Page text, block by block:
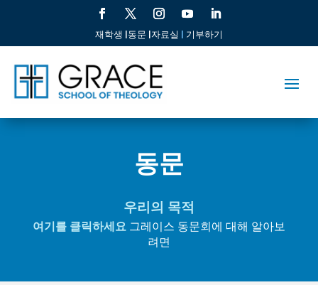
재학생 |동문 |자료실 | 기부하기
동문
우리의 목적
여기를 클릭하세요 그레이스 동문회에 대해 알아보
려면